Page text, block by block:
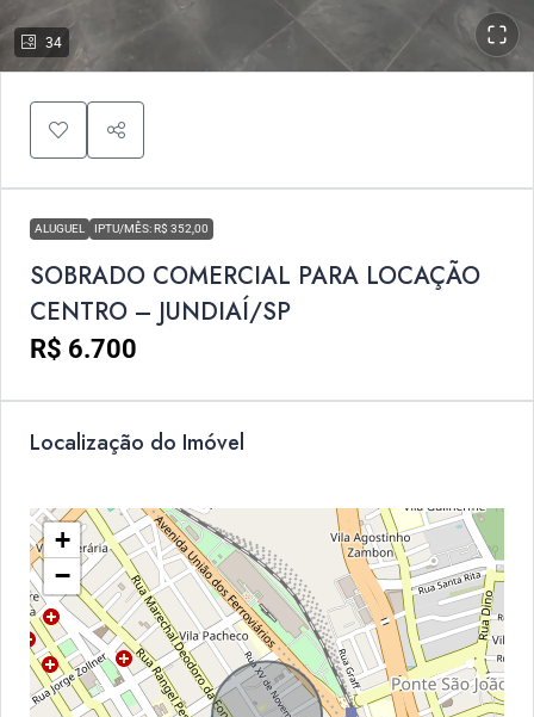
34
ALUGUEL IPTU/MÊS: R$ 352,00
SOBRADO COMERCIAL PARA LOCAÇÃO
CENTRO – JUNDIAÍ/SP
R$ 6.700
Localização do Imóvel
+
−